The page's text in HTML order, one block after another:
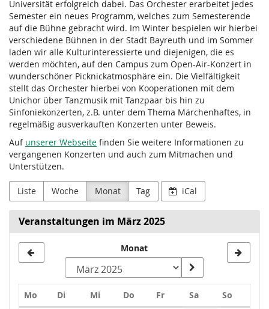
e.V.
Universität erfolgreich dabei. Das Orchester erarbeitet jedes
Semester ein neues Programm, welches zum Semesterende
auf die Bühne gebracht wird. Im Winter bespielen wir hierbei
verschiedene Bühnen in der Stadt Bayreuth und im Sommer
laden wir alle Kulturinteressierte und diejenigen, die es
werden möchten, auf den Campus zum Open-Air-Konzert in
wunderschöner Picknickatmosphäre ein. Die Vielfältigkeit
stellt das Orchester hierbei von Kooperationen mit dem
Unichor über Tanzmusik mit Tanzpaar bis hin zu
Sinfoniekonzerten, z.B. unter dem Thema Märchenhaftes, in
regelmäßig ausverkauften Konzerten unter Beweis.
Auf unserer Webseite finden Sie weitere Informationen zu
vergangenen Konzerten und auch zum Mitmachen und
Unterstützen.
Liste Woche Monat Tag iCal
Veranstaltungen im März 2025
Monat
Mo Montag
DiDienstag
MiMittwoch
Do Donnerstag
FrFreitagSaSamstag
So